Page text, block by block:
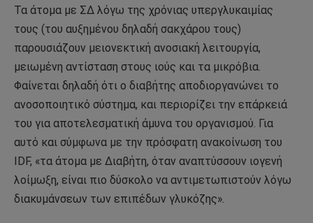
Τα άτομα με ΣΔ λόγω της χρόνιας υπεργλυκαιμίας
τους (του αυξημένου δηλαδή σακχάρου τους)
παρουσιάζουν μειονεκτική ανοσιακή λειτουργία,
μειωμένη αντίσταση στους ιούς και τα μικρόβια.
Φαίνεται δηλαδή ότι ο διαβήτης αποδιοργανώνει το
ανοσοποιητικό σύστημα, και περιορίζει την επάρκειά
του για αποτελεσματική άμυνα του οργανισμού. Για
αυτό και σύμφωνα με την πρόσφατη ανακοίνωση του
IDF, «τα άτομα με Διαβήτη, όταν αναπτύσσουν ιογενή
λοίμωξη, είναι πιο δύσκολο να αντιμετωπιστούν λόγω
διακυμάνσεων των επιπέδων γλυκόζης».